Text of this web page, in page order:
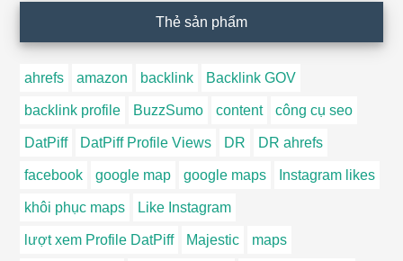
Thẻ sản phẩm
ahrefs amazon backlink Backlink GOV
backlink profile BuzzSumo content công cụ seo
DatPiff DatPiff Profile Views DR DR ahrefs
facebook google map google maps Instagram likes
khôi phục maps Like Instagram
lượt xem Profile DatPiff Majestic maps